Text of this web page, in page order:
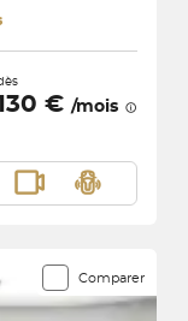
€ /mois
Comparer